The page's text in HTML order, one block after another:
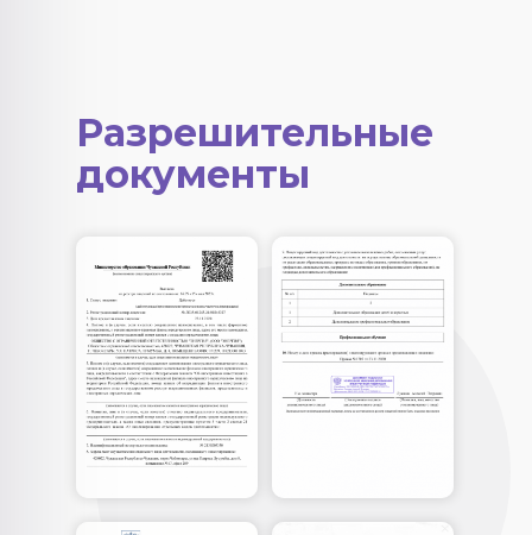
Разрешительные
документы